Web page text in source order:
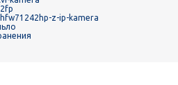
z-ip-kamera